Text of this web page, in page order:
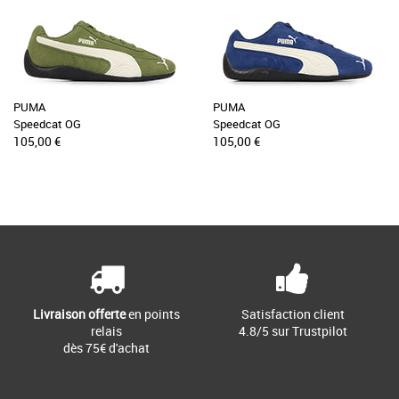
PUMA
Speedcat OG
105,00 €
PUMA
Speedcat OG
105,00 €
Livraison offerteen points
relais
dès 75€ d'achat
Satisfaction client
4.8/5 sur Trustpilot